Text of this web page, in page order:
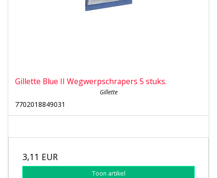
Gillette Blue II Wegwerpschrapers 5 stuks.
Gillette
7702018849031
3,11 EUR
Toon artikel